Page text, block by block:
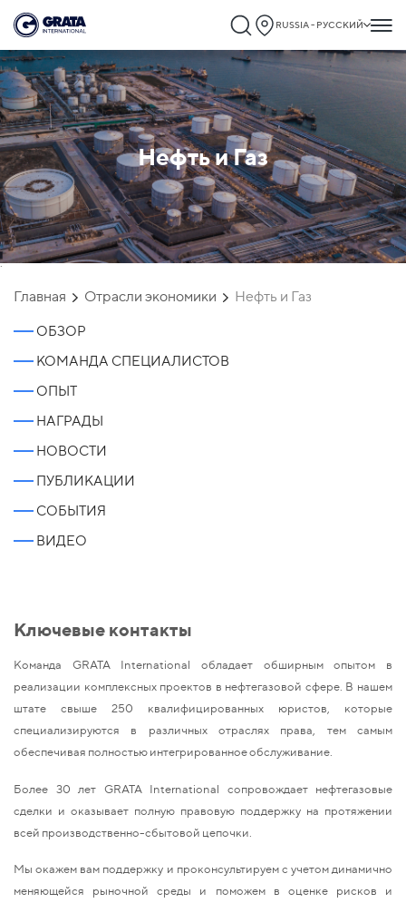
RUSSIA - РУССКИЙ
Нефть и Газ
`
Главная Отрасли экономики Нефть и Газ
ОБЗОР
КОМАНДА СПЕЦИАЛИСТОВ
ОПЫТ
НАГРАДЫ
НОВОСТИ
ПУБЛИКАЦИИ
СОБЫТИЯ
ВИДЕО
Ключевые контакты
Команда GRATA International обладает обширным опытом в
реализации комплексных проектов в нефтегазовой сфере. В нашем
штате свыше 250 квалифицированных юристов, которые
специализируются в различных отраслях права, тем самым
обеспечивая полностью интегрированное обслуживание.
Более 30 лет GRATA International сопровождает нефтегазовые
сделки и оказывает полную правовую поддержку на протяжении
всей производственно-сбытовой цепочки.
Мы окажем вам поддержку и проконсультируем с учетом динамично
меняющейся рыночной среды и поможем в оценке рисков и